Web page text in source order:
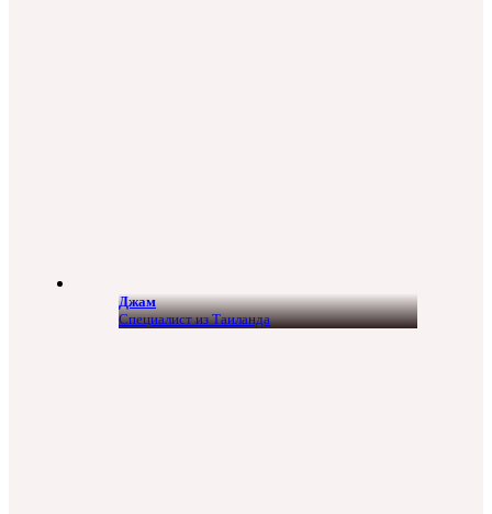
Джам
Специалист из Таиланда